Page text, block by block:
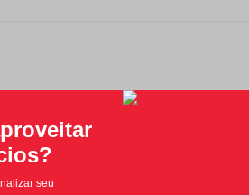
Classificação média: 0
Faça login para escrever uma avaliação.